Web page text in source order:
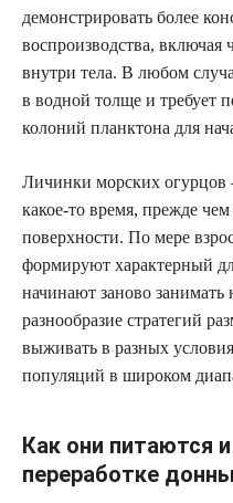
демонстрировать более
воспроизводства, включая
внутри тела. В любом
в водной толще и требует
колоний планктона для
Личинки морских
какое-то время, прежде
поверхности. По мере
формируют характерный
начинают заново
разнообразие стратегий
выживать в разных
популяций в широком
Как они питаются
переработке